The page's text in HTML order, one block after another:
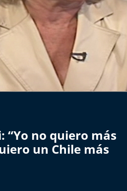
“Yo no quiero más
un Chile más